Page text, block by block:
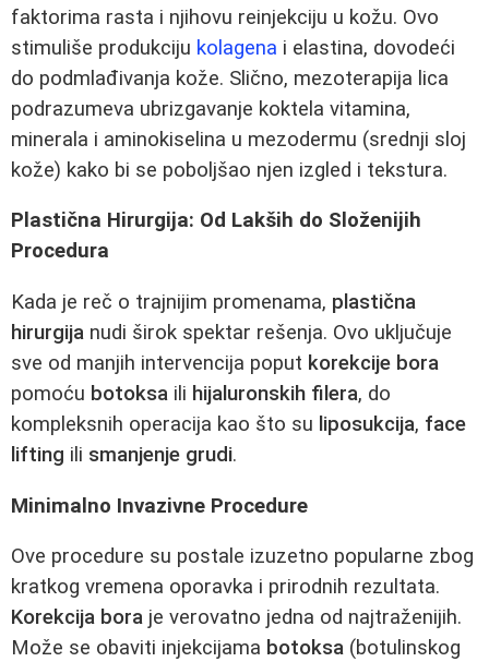
faktorima rasta i njihovu reinjekciju u kožu. Ovo
stimuliše produkciju kolagena i elastina, dovodeći
do podmlađivanja kože. Slično, mezoterapija lica
podrazumeva ubrizgavanje koktela vitamina,
minerala i aminokiselina u mezodermu (srednji sloj
kože) kako bi se poboljšao njen izgled i tekstura.
Plastična Hirurgija: Od Lakših do Složenijih
Procedura
Kada je reč o trajnijim promenama, plastična
hirurgija nudi širok spektar rešenja. Ovo uključuje
sve od manjih intervencija poput korekcije bora
pomoću botoksa ili hijaluronskih filera, do
kompleksnih operacija kao što su liposukcija, face
lifting ili smanjenje grudi.
Minimalno Invazivne Procedure
Ove procedure su postale izuzetno popularne zbog
kratkog vremena oporavka i prirodnih rezultata.
Korekcija bora je verovatno jedna od najtraženijih.
Može se obaviti injekcijama botoksa (botulinskog